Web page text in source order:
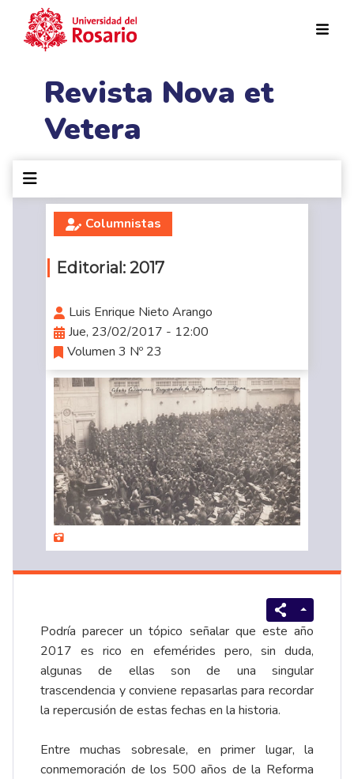
Revista Nova et
Vetera
Columnistas
Editorial: 2017
Luis Enrique Nieto Arango
Jue, 23/02/2017 - 12:00
Volumen 3 Nº 23
Podría parecer un tópico señalar que este año
2017 es rico en efemérides pero, sin duda,
algunas de ellas son de una singular
trascendencia y conviene repasarlas para recordar
la repercusión de estas fechas en la historia.
Entre muchas sobresale, en primer lugar, la
conmemoración de los 500 años de la Reforma